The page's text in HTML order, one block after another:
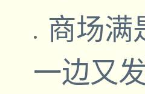
商场满
一边又